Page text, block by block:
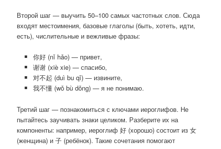
Второй шаг — выучить 50–100 самых частотных слов. Сюда
входят местоимения, базовые глаголы (быть, хотеть, идти,
есть), числительные и вежливые фразы:
你好 (nǐ hǎo) — привет,
谢谢 (xiè xie) — спасибо,
对不起 (duì bu qǐ) — извините,
我不懂 (wǒ bù dǒng) — я не понимаю.
Третий шаг — познакомиться с ключами иероглифов. Не
пытайтесь заучивать знаки целиком. Разберите их на
компоненты: например, иероглиф 好 (хорошо) состоит из 女
(женщина) и 子 (ребёнок). Такие сочетания помогают